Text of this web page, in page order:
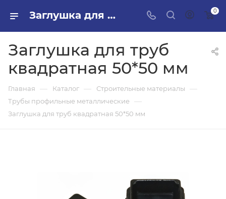
Заглушка для труб квадратная 50*50 мм в ПИЛОН — купить стройматериалы в интернет-магазине ПИЛОН с доставкой оптом и в розницу 0
Заглушка для труб
квадратная 50*50 мм
Главная — Каталог — Строительные материалы —
Трубы профильные металлические —
Заглушка для труб квадратная 50*50 мм